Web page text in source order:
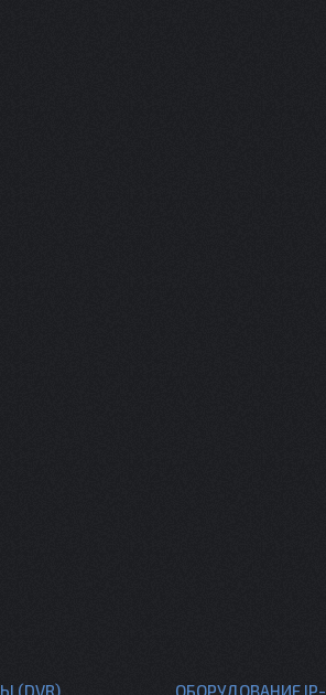
(DVR) ОБОРУДОВАНИЕ IP-